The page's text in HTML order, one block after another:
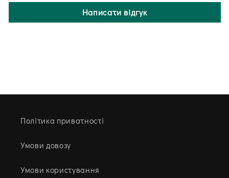
Написати відгук
Політика приватності
Умови довозу
Умови користування